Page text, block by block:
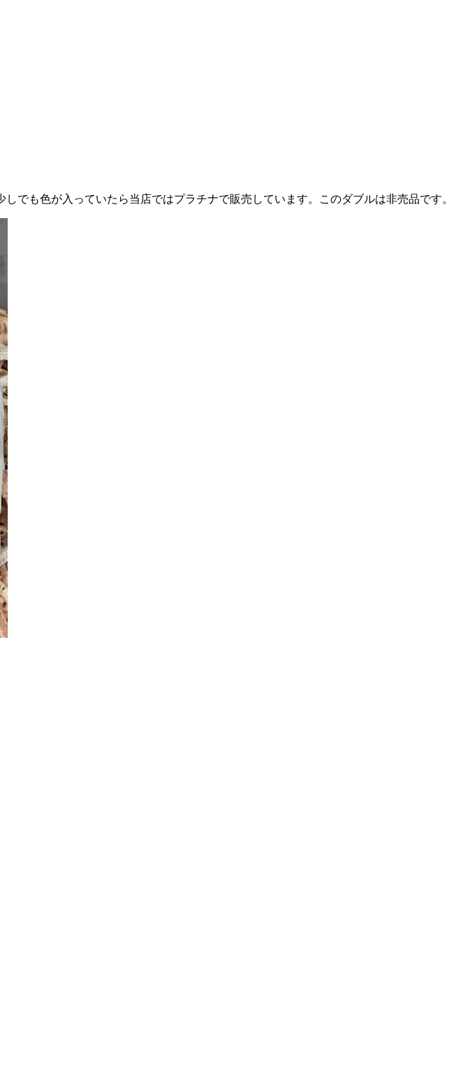
でも色が入っていたら当店ではプラチナで販売しています。このダブルは非売品です。